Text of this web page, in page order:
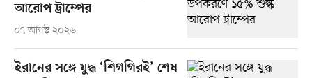
আরোপ ট্রাম্পের
০৭ আগস্ট ২০২৬
ইরানের সঙ্গে যুদ্ধ ‘শিগগিরই’ শেষ